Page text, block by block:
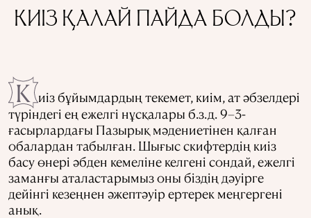
КИІЗ ҚАЛАЙ ПАЙДА БОЛДЫ?
К иіз бұйымдардың текемет, киім, ат әбзелдері
түріндегі ең ежелгі нұсқалары б.з.д. 9–3-
ғасырлардағы Пазырық мәдениетінен қалған
обалардан табылған. Шығыс скифтердің киіз
басу өнері әбден кемеліне келгені сондай, ежелгі
заманғы аталастарымыз оны біздің дәуірге
дейінгі кезеңнен әжептәуір ертерек меңгергені
анық.